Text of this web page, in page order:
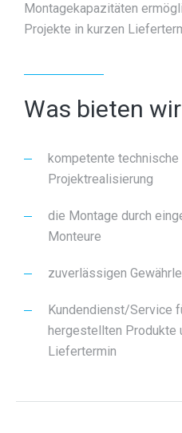
Montagekapazitäten
Projekte in kurzen
Was bieten
kompetente
Projektrealisierung
die Montage durch
Monteure
zuverlässigen
Kundendienst/Service
hergestellten Produkte
Liefertermin